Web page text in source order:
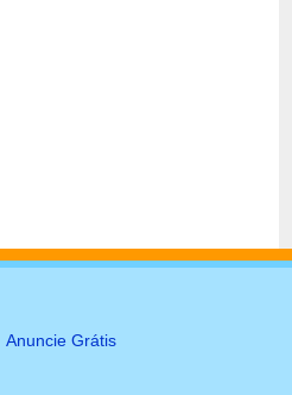
Anuncie Grátis